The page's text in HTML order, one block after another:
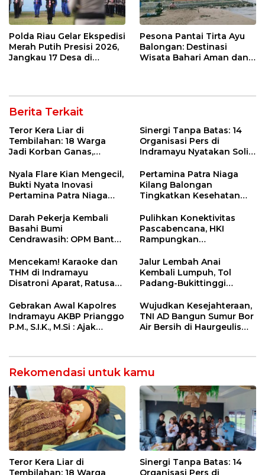
Polda Riau Gelar Ekspedisi
Merah Putih Presisi 2026,
Jangkau 17 Desa di
Pesona Pantai Tirta Ayu
Balongan: Destinasi
Wisata Bahari Aman dan
Berita Terkait
Teror Kera Liar di
Tembilahan: 18 Warga
Jadi Korban Ganas,
12 Jahitan!
Sinergi Tanpa Batas: 14
Organisasi Pers di
Indramayu Nyatakan Solid
Nyala Flare Kian Mengecil,
Bukti Nyata Inovasi
Pertamina Patra Niaga
Net Zero Emission 2060
Pertamina Patra Niaga
Kilang Balongan
Tingkatkan Kesehatan
Pemeriksaan Kesehatan
Rutin dan Edukasi
Perawatan Gigi
Darah Pekerja Kembali
Basahi Bumi
Cendrawasih: OPM Bantai
di Tolikara!
Pulihkan Konektivitas
Pascabencana, HKI
Rampungkan
Lembah Anai dan Malalak
Mencekam! Karaoke dan
THM di Indramayu
Disatroni Aparat, Ratusan
Dites Urine!
Jalur Lembah Anai
Kembali Lumpuh, Tol
Padang-Bukittinggi
Strategis
Gebrakan Awal Kapolres
Indramayu AKBP Prianggo
P.M., S.I.K., M.Si : Ajak
Wujudkan Kesejahteraan,
TNI AD Bangun Sumur Bor
Air Bersih di Haurgeulis
Rekomendasi untuk kamu
Teror Kera Liar di
Sinergi Tanpa Batas: 14